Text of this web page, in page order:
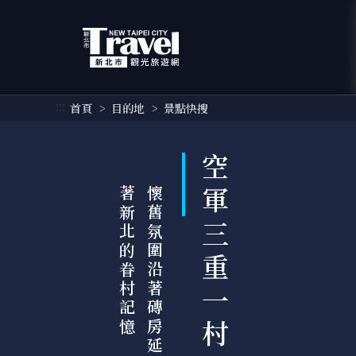
::: 首頁 目的地 景點快搜
空軍三重一村
憶